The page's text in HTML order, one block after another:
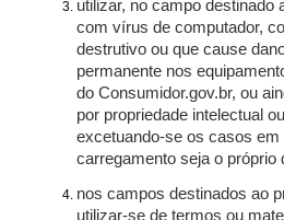
utilizar, no campo destinado
com vírus de computador,
destrutivo ou que cause
permanente nos
do Consumidor.gov.br, ou
por propriedade intelectual
excetuando-se os casos em
carregamento seja o próprio
nos campos destinados ao
utilizar-se de termos ou